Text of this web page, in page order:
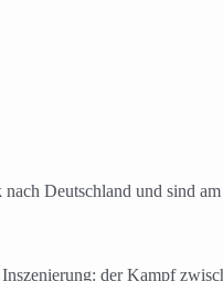
Deutschland und sind
der Kampf